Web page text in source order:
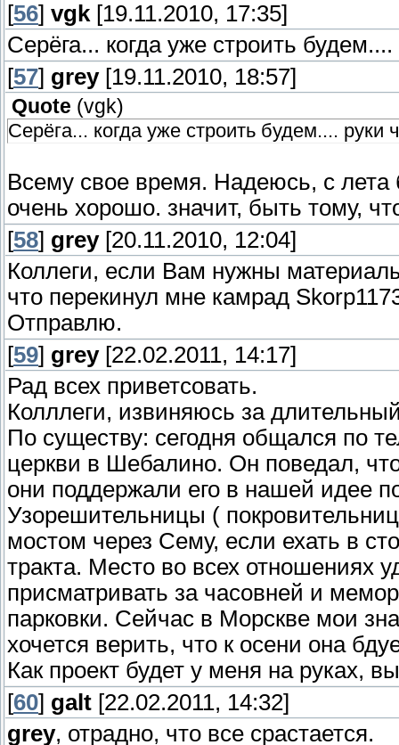
[56] vgk [19.11.2010, 17:35]
Серёга... когда уже строить
[57] grey[19.11.2010, 18:57]
Quote (vgk)
Серёга... когда уже строить будем....
Всему свое время. Надеюсь, с лета
очень хорошо. значит, быть тому,
[58] grey[20.11.2010, 12:04]
Коллеги, если Вам нужны
что перекинул мне камрад
Отправлю.
[59] grey[22.02.2011, 14:17]
Рад всех приветсовать.
Колллеги, извиняюсь за
По существу: сегодня общался по
церкви в Шебалино. Он поведал,
они поддержали его в нашей идее
Узорешительницы (
мостом через Сему, если ехать в
тракта. Место во всех отношениях
присматривать за часовней и
парковки. Сейчас в Морскве мои
хочется верить, что к осени она
Как проект будет у меня на руках,
[60] galt [22.02.2011, 14:32]
grey, отрадно, что все срастается.